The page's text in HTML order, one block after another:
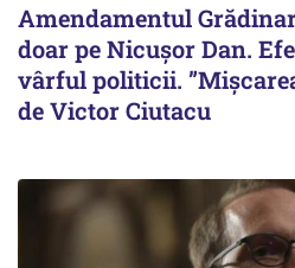
Amendamentul
doar pe Nicușor Dan.
vârful politicii.
de Victor Ciutacu